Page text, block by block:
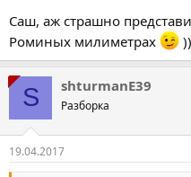
Саш, аж страшно
Роминых милиметрах
S shturmanE39
Разборка
19.04.2017